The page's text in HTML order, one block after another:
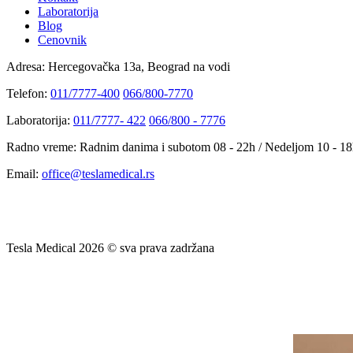
Laboratorija
Blog
Cenovnik
Adresa: Hercegovačka 13a, Beograd na vodi
Telefon: 011/7777-400 066/800-7770
Laboratorija: 011/7777- 422 066/800 - 7776
Radno vreme: Radnim danima i subotom 08 - 22h / Nedeljom 10 -
Email: office@teslamedical.rs
Tesla Medical 2026 © sva prava zadržana